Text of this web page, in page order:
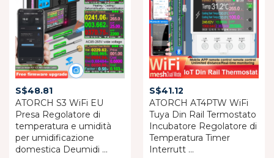
S$48.81
ATORCH S3 WiFi EU
Presa Regolatore di
temperatura e umidità
per umidificazione
domestica Deumidi ...
S$41.12
ATORCH AT4PTW WiFi
Tuya Din Rail Termostato
Incubatore Regolatore di
Temperatura Timer
Interrutt ...